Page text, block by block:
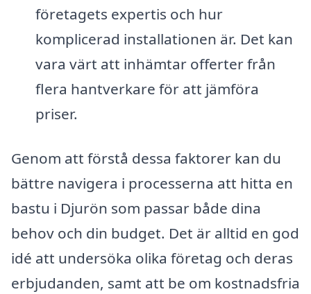
företagets expertis och hur
komplicerad installationen är. Det kan
vara värt att inhämtar offerter från
flera hantverkare för att jämföra
priser.
Genom att förstå dessa faktorer kan du
bättre navigera i processerna att hitta en
bastu i Djurön som passar både dina
behov och din budget. Det är alltid en god
idé att undersöka olika företag och deras
erbjudanden, samt att be om kostnadsfria